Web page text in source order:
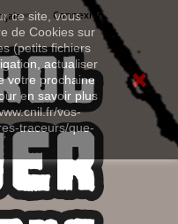
ce site, vous
de Cookies sur
(petits fichiers
actualiser
votre prochaine
en savoir plus
vos-
traceurs/que-
Connexion